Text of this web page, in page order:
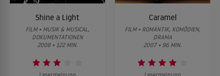
Shine a Light
FILM • MUSIK & MUSICAL,
DOKUMENTATIONEN
2008 • 122 MIN.
Caramel
FILM • ROMANTIK, KOMÖDIEN,
DRAMA
2007 • 96 MIN.